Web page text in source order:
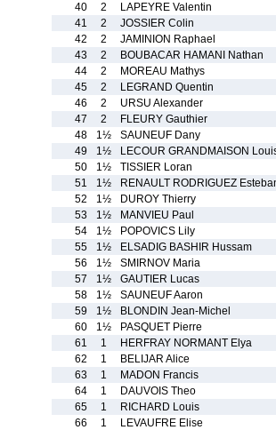
40
2 LAPEYRE Valentin
41
2 JOSSIER Colin
42
2 JAMINION Raphael
43
2 BOUBACAR HAMANI Nathan
44
2 MOREAU Mathys
45
2 LEGRAND Quentin
46
2 URSU Alexander
47
2 FLEURY Gauthier
48
1½ SAUNEUF Dany
49
1½ LECOUR GRANDMAISON
50
1½ TISSIER Loran
51
1½ RENAULT RODRIGUEZ
52
1½ DUROY Thierry
53
1½ MANVIEU Paul
54
1½ POPOVICS Lily
55
1½ ELSADIG BASHIR Hussam
56
1½ SMIRNOV Maria
57
1½ GAUTIER Lucas
58
1½ SAUNEUF Aaron
59
1½ BLONDIN Jean-Michel
60
1½ PASQUET Pierre
61
1 HERFRAY NORMANT Elya
62
1 BELIJAR Alice
63
1 MADON Francis
64
1 DAUVOIS Theo
65
1 RICHARD Louis
66
1 LEVAUFRE Elise